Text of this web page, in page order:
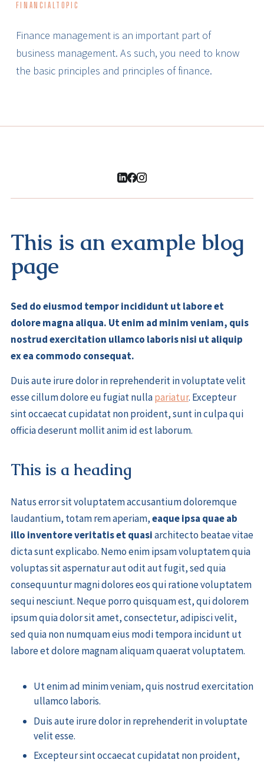
FINANCIAL TOPIC
Finance management is an important part of
business management. As such, you need to know
the basic principles and principles of finance.
This is an example blog
page
Sed do eiusmod tempor incididunt ut labore et
dolore magna aliqua. Ut enim ad minim veniam, quis
nostrud exercitation ullamco laboris nisi ut aliquip
ex ea commodo consequat.
Duis aute irure dolor in reprehenderit in voluptate velit
esse cillum dolore eu fugiat nullapariatur. Excepteur
sint occaecat cupidatat non proident, sunt in culpa qui
officia deserunt mollit anim id est laborum.
This is a heading
Natus error sit voluptatem accusantium doloremque
laudantium, totam rem aperiam,eaque ipsa quae ab
illo inventore veritatis et quasiarchitecto beatae vitae
dicta sunt explicabo. Nemo enim ipsam voluptatem quia
voluptas sit aspernatur aut odit aut fugit, sed quia
consequuntur magni dolores eos qui ratione voluptatem
sequi nesciunt. Neque porro quisquam est, qui dolorem
ipsum quia dolor sit amet, consectetur, adipisci velit,
sed quia non numquam eius modi tempora incidunt ut
labore et dolore magnam aliquam quaerat voluptatem.
Ut enim ad minim veniam, quis nostrud exercitation
ullamco laboris.
Duis aute irure dolor in reprehenderit in voluptate
velit esse.
Excepteur sint occaecat cupidatat non proident,